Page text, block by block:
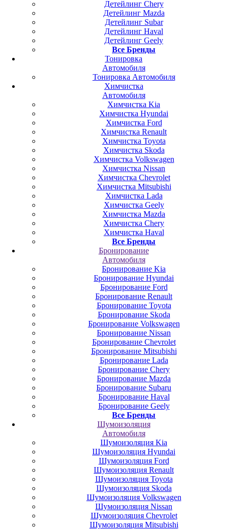
Детейлинг Chery
Детейлинг Mazda
Детейлинг Subar
Детейлинг Haval
Детейлинг Geely
Все Бренды
Тонировка
Автомобиля
Тонировка Автомобиля
Химчистка
Автомобиля
Химчистка Kia
Химчистка Hyundai
Химчистка Ford
Химчистка Renault
Химчистка Toyota
Химчистка Skoda
Химчистка Volkswagen
Химчистка Nissan
Химчистка Chevrolet
Химчистка Mitsubishi
Химчистка Lada
Химчистка Geely
Химчистка Mazda
Химчистка Chery
Химчистка Haval
Все Бренды
Бронирование
Автомобиля
Бронирование Kia
Бронирование Hyundai
Бронирование Ford
Бронирование Renault
Бронирование Toyota
Бронирование Skoda
Бронирование Volkswagen
Бронирование Nissan
Бронирование Chevrolet
Бронирование Mitsubishi
Бронирование Lada
Бронирование Chery
Бронирование Mazda
Бронирование Subaru
Бронирование Haval
Бронирование Geely
Все Бренды
Шумоизоляция
Автомобиля
Шумоизоляция Kia
Шумоизоляция Hyundai
Шумоизоляция Ford
Шумоизоляция Renault
Шумоизоляция Toyota
Шумоизоляция Skoda
Шумоизоляция Volkswagen
Шумоизоляция Nissan
Шумоизоляция Chevrolet
Шумоизоляция Mitsubishi